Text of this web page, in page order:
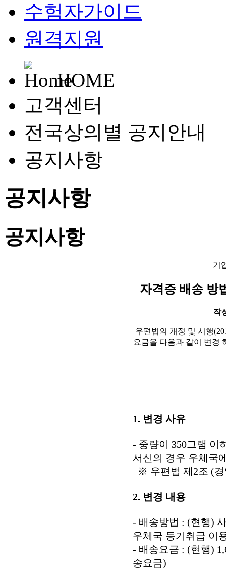
수험자가이드
원격지원
HOME
고객센터
전국상의별 공지안내
공지사항
공지사항
공지사항
기
자격증 배송 방
작
우편법의 개정 및 시행
요금을 다음과 같이 변경
1. 변경 사유
- 중량이 350그램 이
서신의 경우 우체국
※ 우편법 제2조 (
2. 변경 내용
- 배송방법 : (현행)
우체국 등기취급 이
- 배송요금 : (현행)
송요금)